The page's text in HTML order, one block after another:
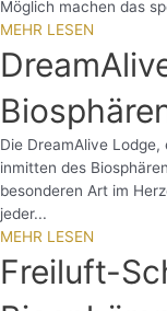
Möglich machen das
MEHR LESEN
Die DreamAlive
inmitten des
besonderen Art im
jeder...
MEHR LESEN
Freiluft-